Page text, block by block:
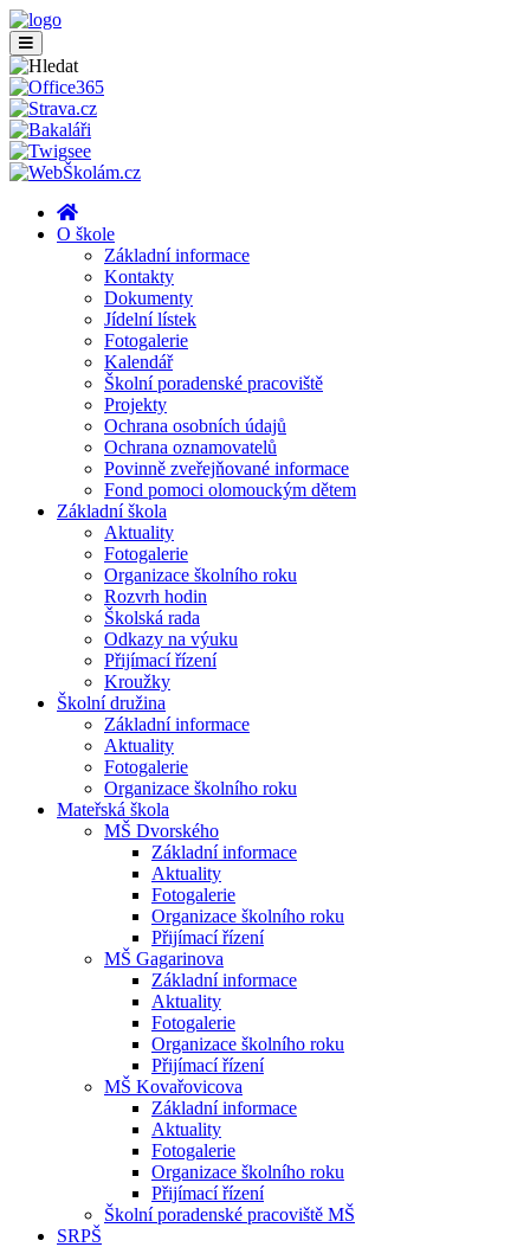
O škole
Základní informace
Kontakty
Dokumenty
Jídelní lístek
Fotogalerie
Kalendář
Školní poradenské pracoviště
Projekty
Ochrana osobních údajů
Ochrana oznamovatelů
Povinně zveřejňované informace
Fond pomoci olomouckým dětem
Základní škola
Aktuality
Fotogalerie
Organizace školního roku
Rozvrh hodin
Školská rada
Odkazy na výuku
Přijímací řízení
Kroužky
Školní družina
Základní informace
Aktuality
Fotogalerie
Organizace školního roku
Mateřská škola
MŠ Dvorského
Základní informace
Aktuality
Fotogalerie
Organizace školního roku
Přijímací řízení
MŠ Gagarinova
Základní informace
Aktuality
Fotogalerie
Organizace školního roku
Přijímací řízení
MŠ Kovařovicova
Základní informace
Aktuality
Fotogalerie
Organizace školního roku
Přijímací řízení
Školní poradenské pracoviště MŠ
SRPŠ